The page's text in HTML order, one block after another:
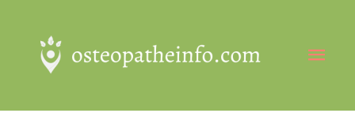
contenu